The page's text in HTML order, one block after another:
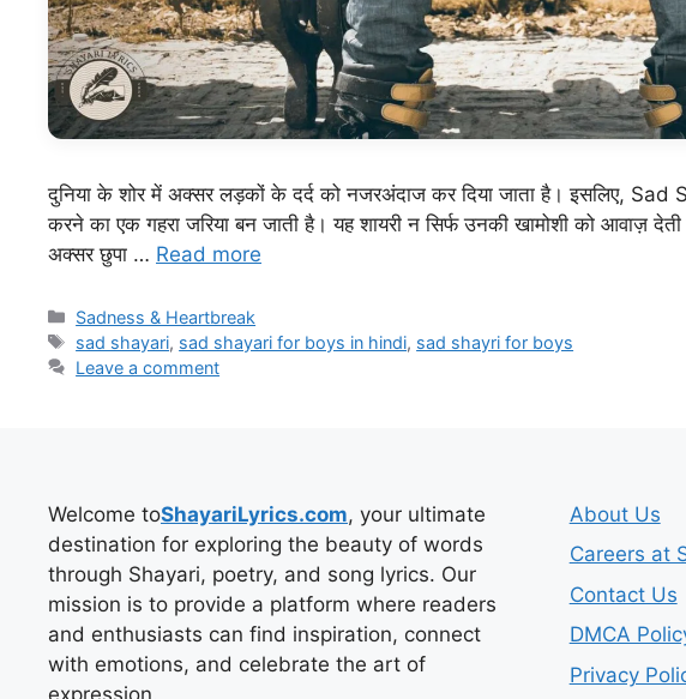
दुनिया के शोर में अक्सर लड़कों के दर्द को नजरअंदाज कर दिया जाता है। इसलिए,
करने का एक गहरा जरिया बन जाती है। यह शायरी न सिर्फ उनकी खामोशी को आवाज़
अक्सर छुपा … Read more
Categories
Sadness & Heartbreak
Tags
sad shayari, sad shayari for boys in hindi, sad shayri for boys
Leave a comment
Welcome toShayariLyrics.com, your ultimate
destination for exploring the beauty of words
through Shayari, poetry, and song lyrics. Our
mission is to provide a platform where readers
and enthusiasts can find inspiration, connect
with emotions, and celebrate the art of
expression.
About Us
Careers at
Contact Us
DMCA
Privacy